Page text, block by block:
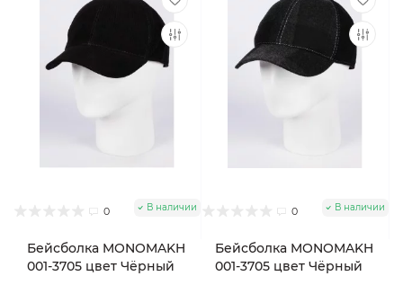
0 В наличии
Бейсболка MONOMAKH
001-3705 цвет Чёрный
0 В наличии
Бейсболка MONOMAKH
001-3705 цвет Чёрный